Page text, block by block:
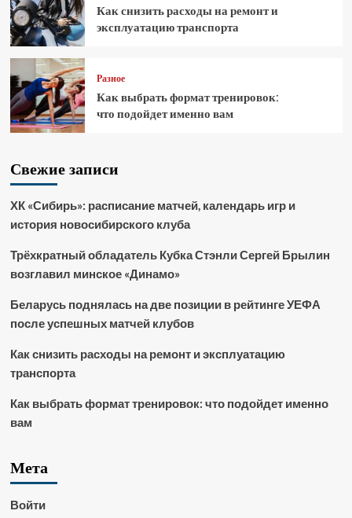
Как снизить расходы на ремонт и
эксплуатацию транспорта
Разное
Как выбрать формат тренировок:
что подойдет именно вам
Свежие записи
ХК «Сибирь»: расписание матчей, календарь игр и
история новосибирского клуба
Трёхкратный обладатель Кубка Стэнли Сергей Брылин
возглавил минское «Динамо»
Беларусь поднялась на две позиции в рейтинге УЕФА
после успешных матчей клубов
Как снизить расходы на ремонт и эксплуатацию
транспорта
Как выбрать формат тренировок: что подойдет именно
вам
Мета
Войти